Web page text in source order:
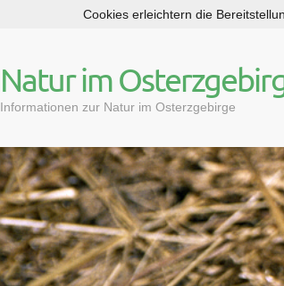
p
t
c
o
n
t
e
n
t
Natur im
Informationen zur Natur im Osterzgebirge
Cookies erleichtern die